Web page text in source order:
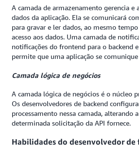
A camada de armazenamento gerencia e
dados da aplicação. Ela se comunicará
para gravar e ler dados, ao mesmo
acesso aos dados. Uma camada de
notificações do frontend para o backend
permite que uma aplicação se comunique
Camada lógica de negócios
A camada lógica de negócios é o núcleo
Os desenvolvedores de backend
processamento nessa camada, alterando
determinada solicitação da API fornece.
Habilidades do desenvolvedor de